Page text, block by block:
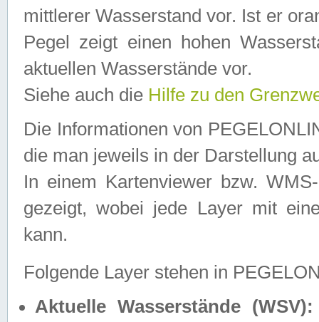
mittlerer Wasserstand vor. Ist er
Pegel zeigt einen hohen
aktuellen Wasserstände vor.
Siehe auch die Hilfe zu den
Die Informationen von
die man jeweils in der Darstellung
In einem Kartenviewer bzw.
gezeigt, wobei jede Layer mit
kann.
Folgende Layer stehen in
Aktuelle Wasserstände (WSV):